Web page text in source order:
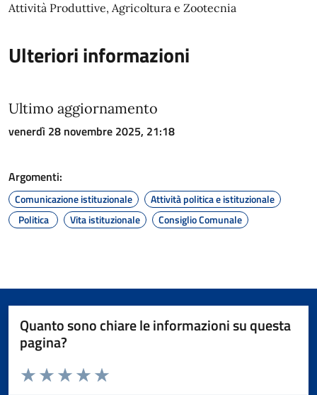
Attività Produttive, Agricoltura e Zootecnia
Ulteriori informazioni
Ultimo aggiornamento
venerdì 28 novembre 2025, 21:18
Argomenti:
Comunicazione istituzionale
Attività politica e istituzionale
Politica
Vita istituzionale Consiglio Comunale
Quanto sono chiare le informazioni su questa
pagina?
Valuta da 1 a 5 stelle la pagina
Valuta 5 stelle su 5
Valuta 4 stelle su 5
Valuta 3 stelle su 5
Valuta 2 stelle su 5
Valuta 1 stelle su 5